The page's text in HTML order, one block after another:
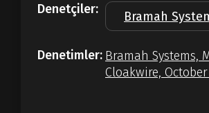
Denetçiler: Bramah
Denetimler: Bramah Systems,
Cloakwire, October